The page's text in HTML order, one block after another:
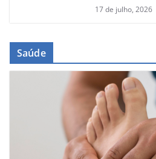
17 de julho, 2026
Saúde